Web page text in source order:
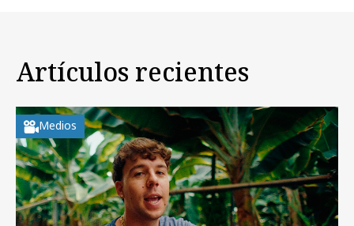
Artículos recientes
Medios